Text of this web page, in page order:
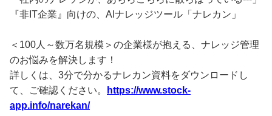
『非IT企業』向けの、AIナレッジツール「ナレカン」
＜100人～数万名規模＞の企業様が抱える、ナレッジ管理
のお悩みを解決します！
詳しくは、3分で分かるナレカン資料をダウンロードし
て、ご確認ください。
https://www.stock-
app.info/narekan/